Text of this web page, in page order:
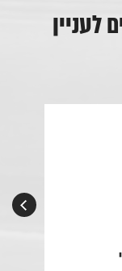
לעניין